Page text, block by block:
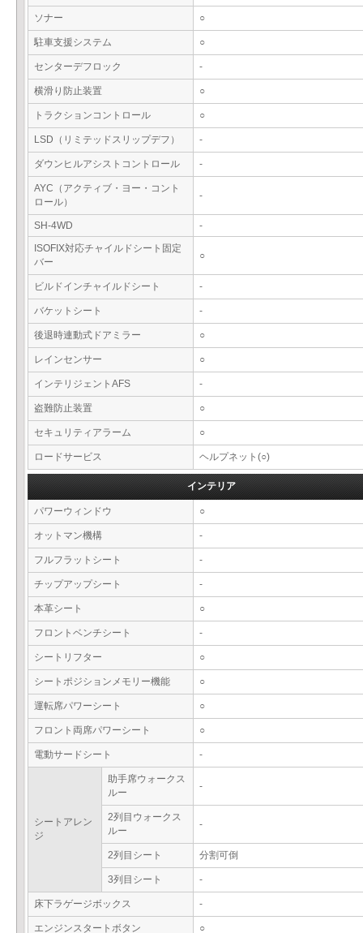
ソナー ○
駐車支援システム ○
センターデフロック -
横滑り防止装置 ○
トラクションコントロール ○
LSD（リミテッドスリップデフ） -
ダウンヒルアシストコントロール -
AYC（アクティブ・ヨー・コント
ロール）
-
SH-4WD
-
ISOFIX対応チャイルドシート固定
バー
○
ビルドインチャイルドシート -
バケットシート -
後退時連動式ドアミラー ○
レインセンサー ○
インテリジェントAFS -
盗難防止装置 ○
セキュリティアラーム ○
ロードサービス ヘルプネット(○)
インテリア
パワーウィンドウ ○
オットマン機構 -
フルフラットシート -
チップアップシート -
本革シート ○
フロントベンチシート -
シートリフター ○
シートポジションメモリー機能 ○
運転席パワーシート ○
フロント両席パワーシート ○
電動サードシート -
シートアレン
ジ
助手席ウォークス
ルー
-
2列目ウォークス
ルー
-
2列目シート 分割可倒
3列目シート -
床下ラゲージボックス -
エンジンスタートボタン ○